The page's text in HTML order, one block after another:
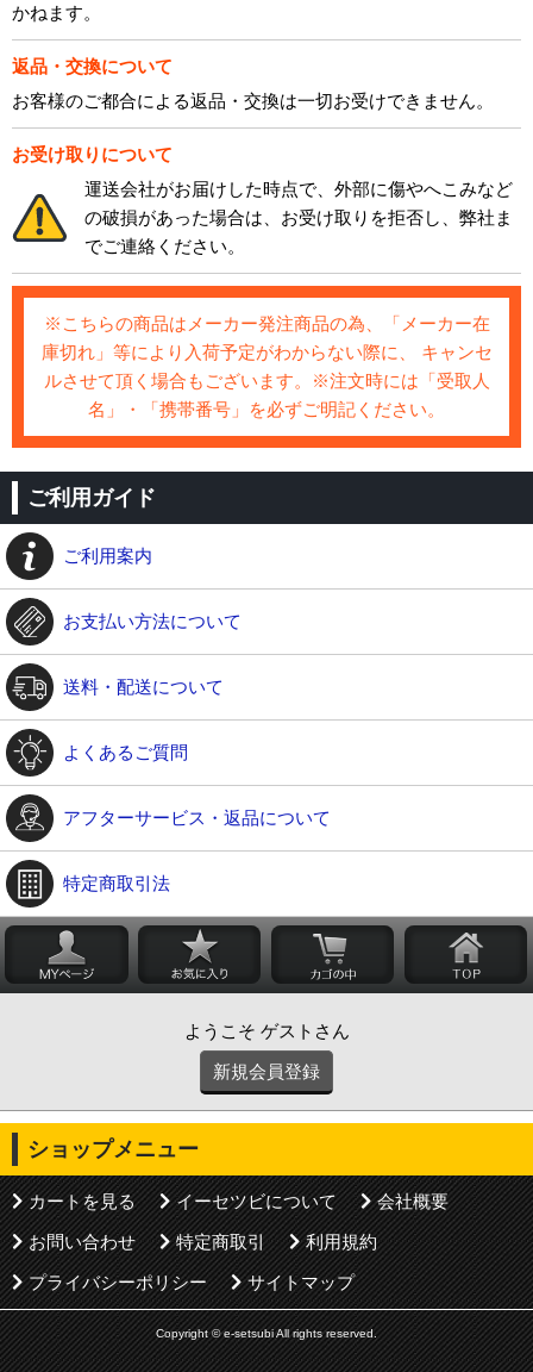
かねます。
返品・交換について
お客様のご都合による返品・交換は一切お受けできません。
お受け取りについて
運送会社がお届けした時点で、外部に傷やへこみなど
の破損があった場合は、お受け取りを拒否し、弊社ま
でご連絡ください。
※こちらの商品はメーカー発注商品の為、「メーカー在
庫切れ」等により入荷予定がわからない際に、 キャンセ
ルさせて頂く場合もございます。※注文時には「受取人
名」・「携帯番号」を必ずご明記ください。
ご利用ガイド
ご利用案内
お支払い方法について
送料・配送について
よくあるご質問
アフターサービス・返品について
特定商取引法
ようこそ ゲストさん
新規会員登録
ショップメニュー
カートを見る イーセツビについて
会社概要
お問い合わせ
特定商取引
利用規約
プライバシーポリシー
サイトマップ
Copyright © e-setsubi All rights reserved.